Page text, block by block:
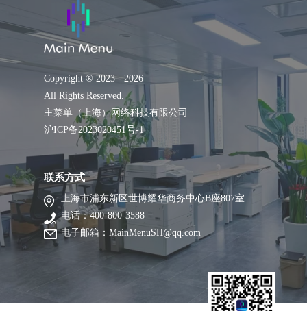
Copyright ® 2023 - 2026
All Rights Reserved.
主菜单（上海）网络科技有限公司
沪ICP备2023020451号-1
联系方式
上海市浦东新区世博耀华商务中心B座807室
电话：400-800-3588
电子邮箱：MainMenuSH@qq.com